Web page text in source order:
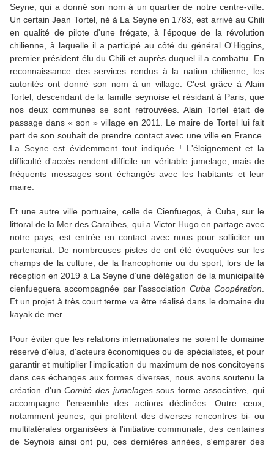
Seyne, qui a donné son nom à un quartier de notre centre-ville.
Un certain Jean Tortel, né à La Seyne en 1783, est arrivé au Chili
en qualité de pilote d'une frégate, à l'époque de la révolution
chilienne, à laquelle il a participé au côté du général O'Higgins,
premier président élu du Chili et auprès duquel il a combattu. En
reconnaissance des services rendus à la nation chilienne, les
autorités ont donné son nom à un village. C'est grâce à Alain
Tortel, descendant de la famille seynoise et résidant à Paris, que
nos deux communes se sont retrouvées. Alain Tortel était de
passage dans « son » village en 2011. Le maire de Tortel lui fait
part de son souhait de prendre contact avec une ville en France.
La Seyne est évidemment tout indiquée ! L'éloignement et la
difficulté d'accès rendent difficile un véritable jumelage, mais de
fréquents messages sont échangés avec les habitants et leur
maire.
Et une autre ville portuaire, celle de Cienfuegos, à Cuba, sur le
littoral de la Mer des Caraïbes, qui a Victor Hugo en partage avec
notre pays, est entrée en contact avec nous pour solliciter un
partenariat. De nombreuses pistes de ont été évoquées sur les
champs de la culture, de la francophonie ou du sport, lors de la
réception en 2019 à La Seyne d’une délégation de la municipalité
cienfueguera accompagnée par l’associationCuba Coopération
Et un projet à très court terme va être réalisé dans le domaine du
kayak de mer.
Pour éviter que les relations internationales ne soient le domaine
réservé d'élus, d'acteurs économiques ou de spécialistes, et pour
garantir et multiplier l'implication du maximum de nos concitoyens
dans ces échanges aux formes diverses, nous avons soutenu la
création d'unComité des jumelagessous forme associative, qui
accompagne l'ensemble des actions déclinées. Outre ceux,
notamment jeunes, qui profitent des diverses rencontres bi- ou
multilatérales organisées à l'initiative communale, des centaines
de Seynois ainsi ont pu, ces dernières années, s'emparer des